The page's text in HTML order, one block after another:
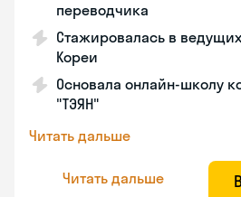
переводчика
Стажировалась в
Кореи
Основала онлайн-школу
"ТЭЯН"
Читать дальше
Читать дальше